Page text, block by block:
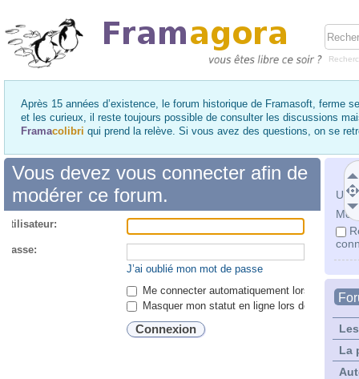
Après 15 années d’existence, le forum historique de Framasoft, ferme
et les curieux, il reste toujours possible de consulter les discussions
Framacolibri qui prend la relève. Si vous avez des questions, on se
Mot
La
Vous devez vous connecter afin de
modérer ce forum.
passe:
J’ai oublié mon mot de passe
Me connecter automatiquement lors de
Masquer mon statut en ligne lors de cette